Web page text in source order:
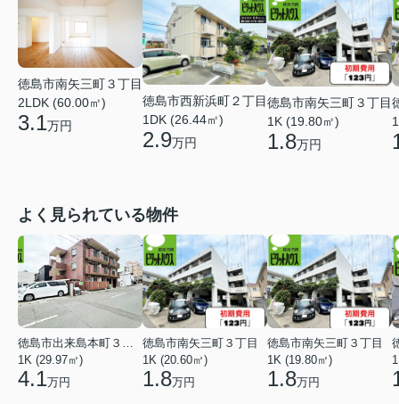
徳島市南矢三町３丁目
2LDK (60.00㎡)
3.1万円
徳島市西新浜町２丁目
1DK (26.44㎡)
2.9万円
徳島市南矢三町３丁目
1K (19.80㎡)
1.8万円
よく見られている物件
1K (29.97㎡)
4.1万円
徳島市南矢三町３丁目
1K (20.60㎡)
1.8万円
徳島市南矢三町３丁目
1K (19.80㎡)
1.8万円